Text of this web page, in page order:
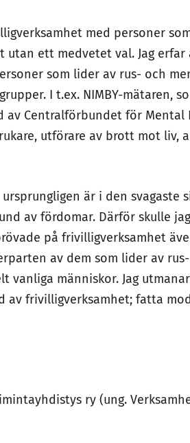
med personer
ett medvetet val. Jag erfar
som lider av rus- och
I t.ex. NIMBY-mätaren,
Centralförbundet för Mental
utförare av brott mot liv,
är i den svagaste
av fördomar. Därför skulle
på frivilligverksamhet
av dem som lider av
vanliga människor. Jag
av frivilligverksamhet; fatta
ry (ung.